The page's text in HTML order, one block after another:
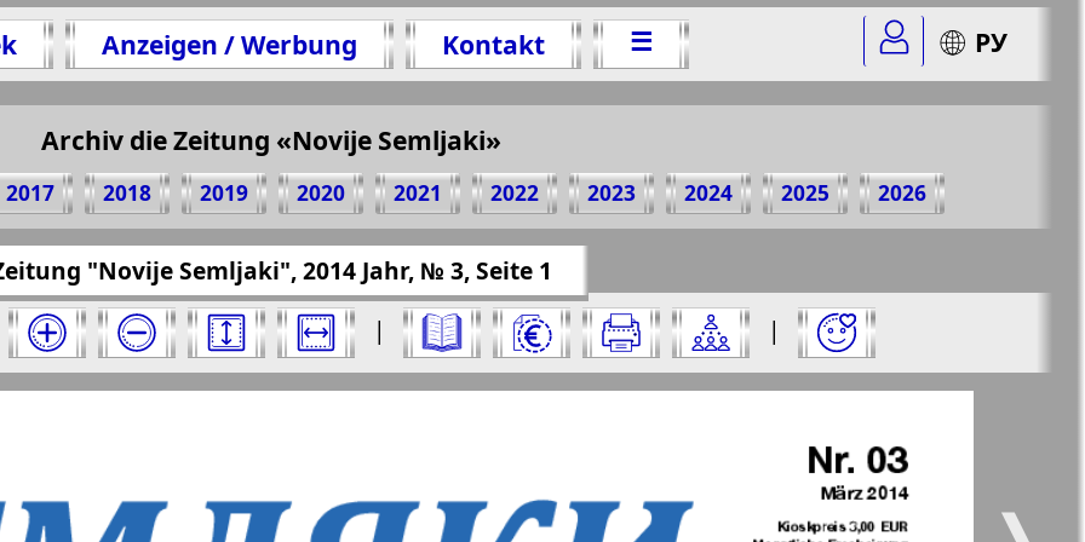
Anzeigen / Werbung Kontakt ☰ РУ
Archiv die Zeitung «Novije Semljaki»
2017 2018 2019 2020 2021 2022 2023 2024 2025 2026
für 2014 Jahr. Wählen Sie eine Nummer aus und klicken Sie darauf:
"Novije Semljaki", 2014 Jahr, № 3, Seite 1
| |
Ausgabe: 3, 2014 Jahr. Wählen Sie eine Seite aus und klicken Sie darauf:
2 3 4
1 Seite Zeitung "Novije Semljaki", № 3, 2014 Jahr
(Zum Kopieren klicken)
?pub=novije-semljaki&god=2014&nomer=3&str=1
Berliner Telegraph Vsje pro vsje Gorod 511